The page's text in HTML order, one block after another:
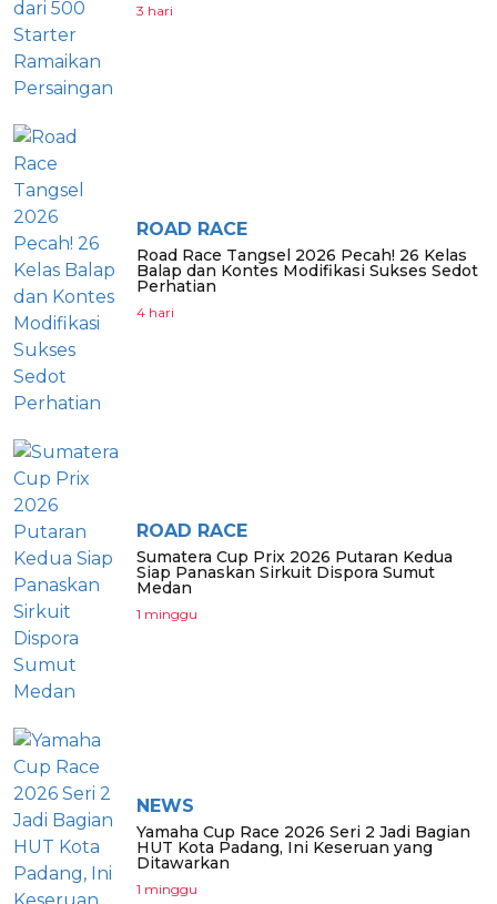
3 hari
ROAD RACE
Road Race Tangsel 2026 Pecah! 26 Kelas
Balap dan Kontes Modifikasi Sukses Sedot
Perhatian
4 hari
ROAD RACE
Sumatera Cup Prix 2026 Putaran Kedua
Siap Panaskan Sirkuit Dispora Sumut
Medan
1 minggu
NEWS
Yamaha Cup Race 2026 Seri 2 Jadi Bagian
HUT Kota Padang, Ini Keseruan yang
Ditawarkan
1 minggu